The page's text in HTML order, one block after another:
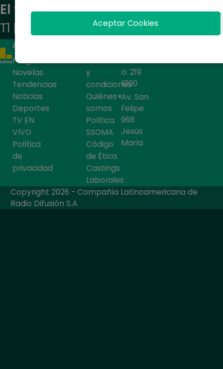
El terror del Pishtaco
T1 | E3
ACCESOS RÁPIDOS
Programas
Novelas
Tendencias
Noticias
Deportes
TV EN
VIVO
Política
de
privacidad
y
condiciones
Quiénes
somos
Política
SSOMA
Código
de Ética
Castings
Laborales
o: 219
1000
Av. San
Felipe
968
Jesús
María
Copyright 2026 - Compañía Latinoamericana de
Radio Difusión S.A
Aceptar Cookies